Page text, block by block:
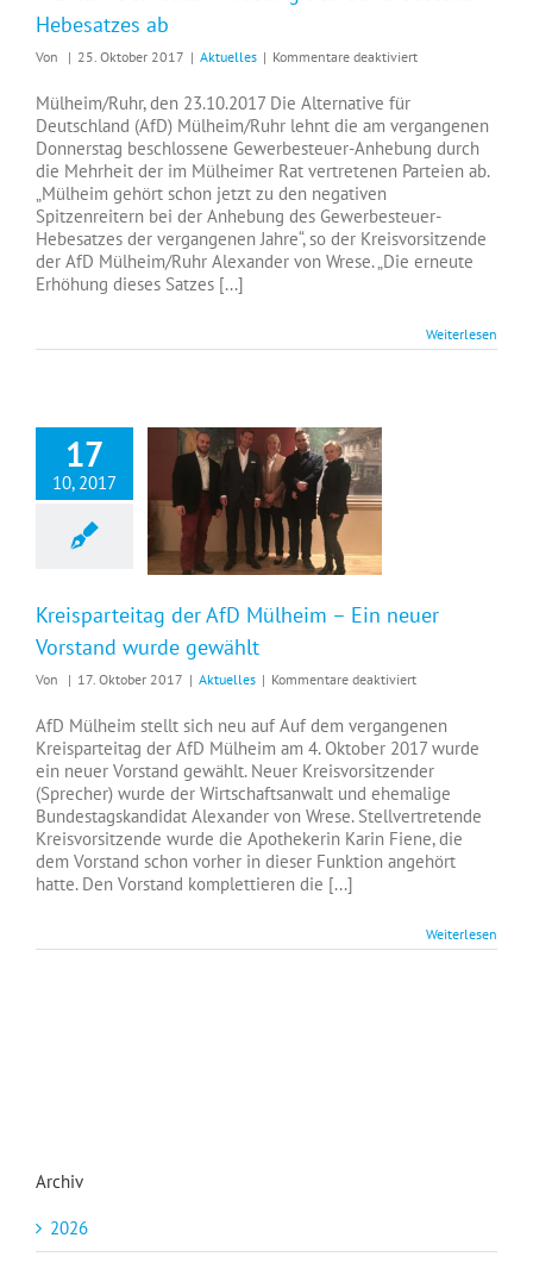
Hebesatzes ab
Von | 25. Oktober 2017 | Aktuelles | Kommentare deaktiviertfür
erneute
Anhebung
des
ab
Mülheim/Ruhr, den 23.10.2017 Die Alternative für
Deutschland (AfD) Mülheim/Ruhr lehnt die am vergangenen
Donnerstag beschlossene Gewerbesteuer-Anhebung durch
die Mehrheit der im Mülheimer Rat vertretenen Parteien ab.
„Mülheim gehört schon jetzt zu den negativen
Spitzenreitern bei der Anhebung des Gewerbesteuer-
Hebesatzes der vergangenen Jahre“, so der Kreisvorsitzende
der AfD Mülheim/Ruhr Alexander von Wrese. „Die erneute
Erhöhung dieses Satzes [...]
Weiterlesen
17
10, 2017
Kreisparteitag der AfD Mülheim – Ein neuer
Vorstand wurde gewählt
Von | 17. Oktober 2017 | Aktuelles | Kommentare deaktiviertfür
der
AfD
Mülheim
–
Ein
neuer
Vorstand
wurde
AfD Mülheim stellt sich neu auf Auf dem vergangenen
Kreisparteitag der AfD Mülheim am 4. Oktober 2017 wurde
ein neuer Vorstand gewählt. Neuer Kreisvorsitzender
(Sprecher) wurde der Wirtschaftsanwalt und ehemalige
Bundestagskandidat Alexander von Wrese. Stellvertretende
Kreisvorsitzende wurde die Apothekerin Karin Fiene, die
dem Vorstand schon vorher in dieser Funktion angehört
hatte. Den Vorstand komplettieren die [...]
Weiterlesen
Archiv
2026